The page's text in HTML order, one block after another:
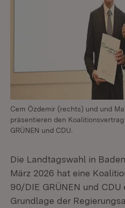
Cem Özdemir (rechts) und und
präsentieren den
GRÜNEN und CDU.
Die Landtagswahl in
März 2026 hat eine
90/DIE GRÜNEN und CDU
Grundlage der